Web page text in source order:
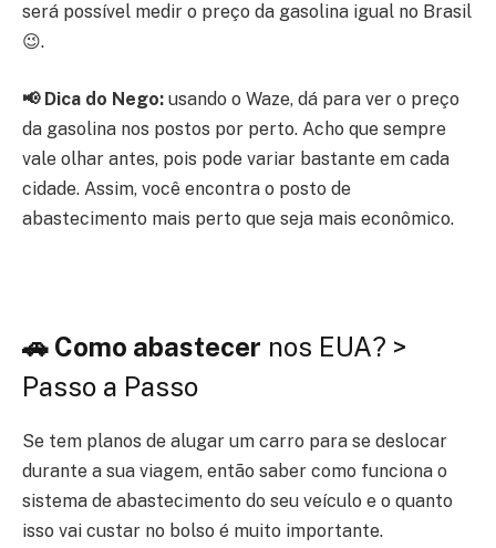
será possível medir o preço da gasolina igual no Brasil
😉.
📢 Dica do Nego: usando o Waze, dá para ver o preço
da gasolina nos postos por perto. Acho que sempre
vale olhar antes, pois pode variar bastante em cada
cidade. Assim, você encontra o posto de
abastecimento mais perto que seja mais econômico.
🚗 Como abastecer nos EUA? >
Passo a Passo
Se tem planos de alugar um carro para se deslocar
durante a sua viagem, então saber como funciona o
sistema de abastecimento do seu veículo e o quanto
isso vai custar no bolso é muito importante.